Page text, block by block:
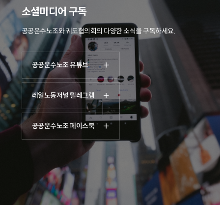
소셜미디어 구독
공공운수노조와 궤도협의회의 다양한 소식을 구독하세요.
공공운수노조 유튜브
레일노동저널 텔레그램
공공운수노조 페이스북